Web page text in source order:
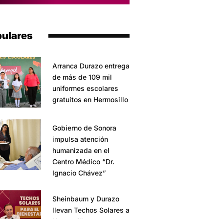
Arranca Durazo entrega
de más de 109 mil
uniformes escolares
gratuitos en Hermosillo
Gobierno de Sonora
impulsa atención
humanizada en el
Centro Médico “Dr.
Ignacio Chávez”
Sheinbaum y Durazo
llevan Techos Solares a